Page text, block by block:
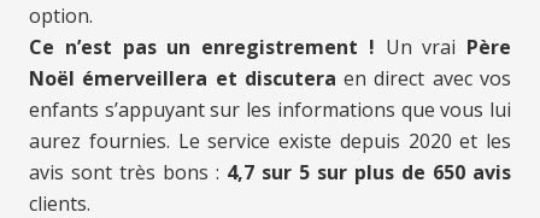
option.
Ce n’est pas un enregistrement ! Un vrai Père
Noël émerveillera et discutera en direct avec vos
enfants s’appuyant sur les informations que vous lui
aurez fournies. Le service existe depuis 2020 et les
avis sont très bons : 4,7 sur 5 sur plus de 650 avis
clients.